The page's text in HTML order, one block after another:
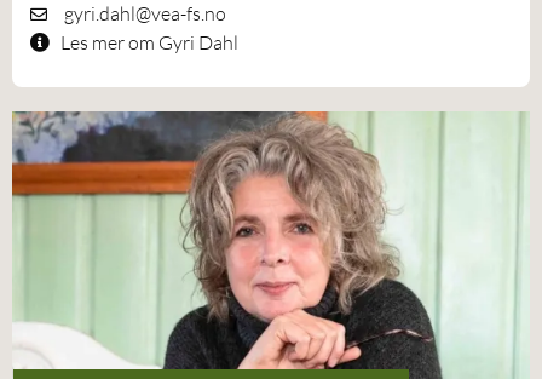
gyri.dahl@vea-fs.no
Les mer om Gyri Dahl